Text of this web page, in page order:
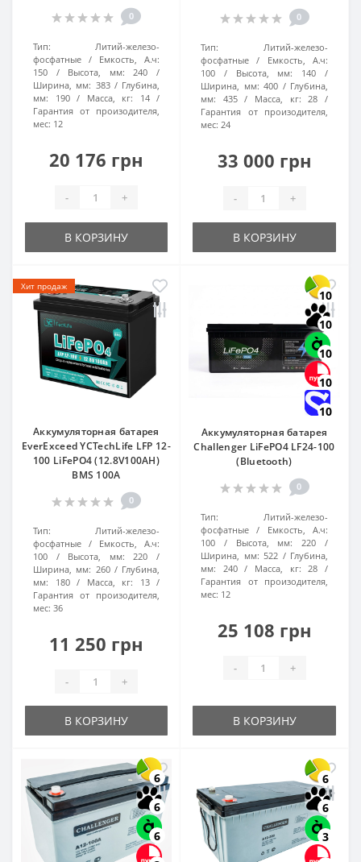
0
Тип:
Литий-железо-
фосфатные
Емкость, А.ч:
150
Высота, мм:
240
Ширина, мм: 383
Глубина,
мм:
190 Масса, кг:
14
Гарантия от произодителя,
мес: 12
20 176 грн
- +
В КОРЗИНУ
0
Тип:
Литий-железо-
фосфатные
Емкость, А.ч:
100
Высота, мм:
140
Ширина, мм: 400
Глубина,
мм:
435 Масса, кг:
28
Гарантия от произодителя,
мес: 24
33 000 грн
- +
В КОРЗИНУ
Хит продаж
Аккумуляторная батарея
EverExceed YCTechLife LFP 12-
100 LiFePO4 (12.8V100AH)
BMS 100A
0
Тип:
Литий-железо-
фосфатные
Емкость, А.ч:
100
Высота, мм:
220
Ширина, мм: 260
Глубина,
мм:
180 Масса, кг:
13
Гарантия от произодителя,
мес: 36
11 250 грн
- +
В КОРЗИНУ
10
10
10
10
10
Аккумуляторная батарея
Challenger LiFePO4 LF24-100
(Bluetooth)
0
Тип:
Литий-железо-
фосфатные
Емкость, А.ч:
100
Высота, мм:
220
Ширина, мм: 522
Глубина,
мм:
240 Масса, кг:
28
Гарантия от произодителя,
мес: 12
25 108 грн
- +
В КОРЗИНУ
6
6
6
6
6
3